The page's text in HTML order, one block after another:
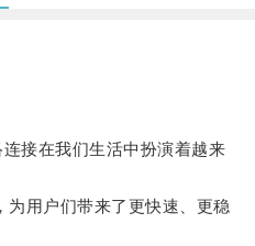
接在我们生活中扮演着越来
用户们带来了更快速、更稳